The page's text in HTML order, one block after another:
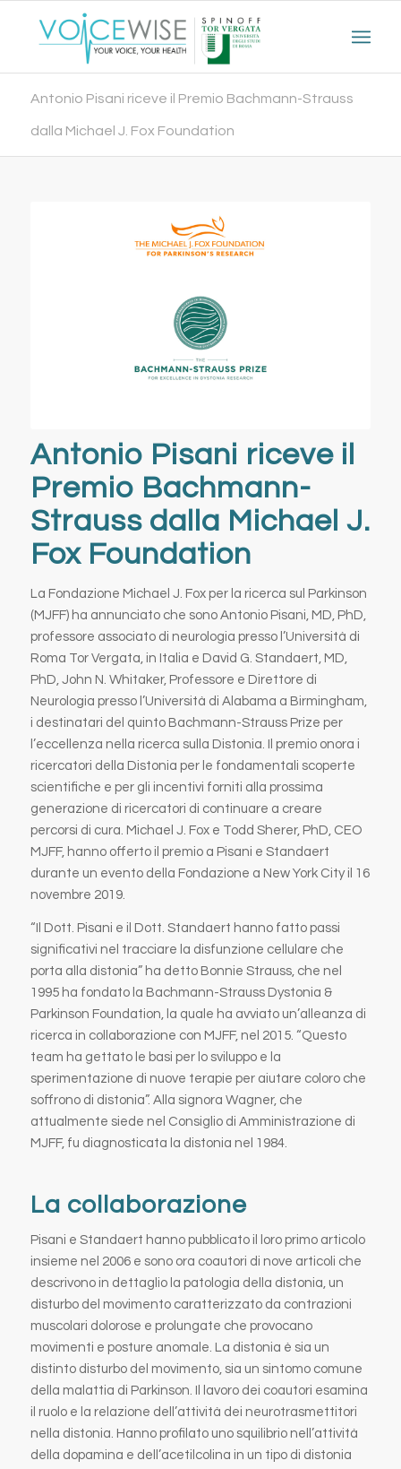
Antonio Pisani riceve il Premio Bachmann-Strauss
dalla Michael J. Fox Foundation
Antonio Pisani riceve il
Premio Bachmann-
Strauss dalla Michael J.
Fox Foundation
La Fondazione Michael J. Fox per la ricerca sul Parkinson
(MJFF) ha annunciato che sono Antonio Pisani, MD, PhD,
professore associato di neurologia presso l’Università di
Roma Tor Vergata, in Italia e David G. Standaert, MD,
PhD, John N. Whitaker, Professore e Direttore di
Neurologia presso l’Università di Alabama a Birmingham,
i destinatari del quinto Bachmann-Strauss Prize per
l’eccellenza nella ricerca sulla Distonia. Il premio onora i
ricercatori della Distonia per le fondamentali scoperte
scientifiche e per gli incentivi forniti alla prossima
generazione di ricercatori di continuare a creare
percorsi di cura. Michael J. Fox e Todd Sherer, PhD, CEO
MJFF, hanno offerto il premio a Pisani e Standaert
durante un evento della Fondazione a New York City il 16
novembre 2019.
“Il Dott. Pisani e il Dott. Standaert hanno fatto passi
significativi nel tracciare la disfunzione cellulare che
porta alla distonia” ha detto Bonnie Strauss, che nel
1995 ha fondato la Bachmann-Strauss Dystonia &
Parkinson Foundation, la quale ha avviato un’alleanza di
ricerca in collaborazione con MJFF, nel 2015. “Questo
team ha gettato le basi per lo sviluppo e la
sperimentazione di nuove terapie per aiutare coloro che
soffrono di distonia”. Alla signora Wagner, che
attualmente siede nel Consiglio di Amministrazione di
MJFF, fu diagnosticata la distonia nel 1984.
La collaborazione
Pisani e Standaert hanno pubblicato il loro primo articolo
insieme nel 2006 e sono ora coautori di nove articoli che
descrivono in dettaglio la patologia della distonia, un
disturbo del movimento caratterizzato da contrazioni
muscolari dolorose e prolungate che provocano
movimenti e posture anomale. La distonia è sia un
distinto disturbo del movimento, sia un sintomo comune
della malattia di Parkinson. Il lavoro dei coautori esamina
il ruolo e la relazione dell’attività dei neurotrasmettitori
nella distonia. Hanno profilato uno squilibrio nell’attività
della dopamina e dell’acetilcolina in un tipo di distonia